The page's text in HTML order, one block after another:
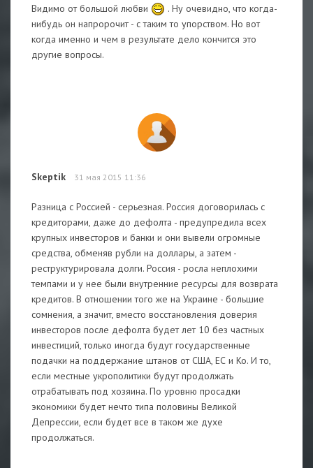
Видимо от большой любви
. Ну очевидно, что когда-
нибудь он напророчит - с таким то упорством. Но вот
когда именно и чем в результате дело кончится это
другие вопросы.
Skeptik 31 мая 2015 11:36
Разница с Россией - серьезная. Россия договорилась с
кредиторами, даже до дефолта - предупредила всех
крупных инвесторов и банки и они вывели огромные
средства, обменяв рубли на доллары, а затем -
реструктурировала долги. Россия - росла неплохими
темпами и у нее были внутренние ресурсы для возврата
кредитов. В отношении того же на Украине - большие
сомнения, а значит, вместо восстановления доверия
инвесторов после дефолта будет лет 10 без частных
инвестиций, только иногда будут государственные
подачки на поддержание штанов от США, ЕС и Ко. И то,
если местные укрополитики будут продолжать
отрабатывать под хозяина. По уровню просадки
экономики будет нечто типа половины Великой
Депрессии, если будет все в таком же духе
продолжаться.